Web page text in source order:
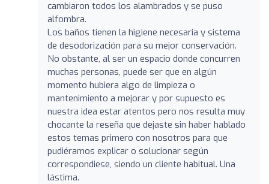
cambiaron todos los alambrados y se puso
alfombra.
Los baños tienen la higiene necesaria y sistema
de desodorización para su mejor conservación.
No obstante, al ser un espacio donde concurren
muchas personas, puede ser que en algún
momento hubiera algo de limpieza o
mantenimiento a mejorar y por supuesto es
nuestra idea estar atentos pero nos resulta muy
chocante la reseña que dejaste sin haber hablado
estos temas primero con nosotros para que
pudiéramos explicar o solucionar según
correspondiese, siendo un cliente habitual. Una
lástima.